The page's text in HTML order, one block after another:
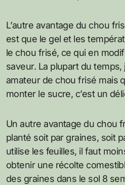
L’autre avantage du chou
est que le gel et les
le chou frisé, ce qui en
saveur. La plupart du
amateur de chou frisé mais
monter le sucre, c’est un
Un autre avantage du chou
planté soit par graines, soit
utilise les feuilles, il faut
obtenir une récolte
des graines dans le sol 8